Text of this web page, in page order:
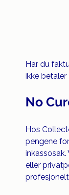
Har du
ikke betaler
No
Hos
pengene
eller